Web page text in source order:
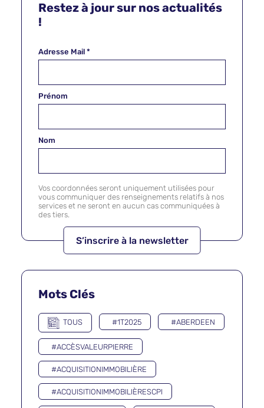
Restez à jour sur nos actualités
!
Adresse Mail *
Prénom
Nom
Vos coordonnées seront uniquement utilisées pour
vous communiquer des renseignements relatifs à nos
services et ne seront en aucun cas communiquées à
des tiers.
Mots Clés
TOUS #1T2025 #ABERDEEN
#ACCÈSVALEURPIERRE
#ACQUISITIONIMMOBILIÈRE
#ACQUISITIONIMMOBILIÈRESCPI